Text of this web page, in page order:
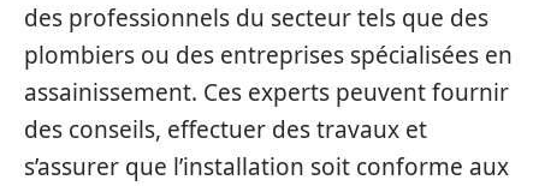
des professionnels du secteur tels que des
plombiers ou des entreprises spécialisées en
assainissement. Ces experts peuvent fournir
des conseils, effectuer des travaux et
s’assurer que l’installation soit conforme aux